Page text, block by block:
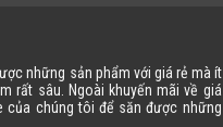
những sản phẩm với giá rẻ mà ít
rất sâu. Ngoài khuyến mãi về giá
của chúng tôi để săn được những